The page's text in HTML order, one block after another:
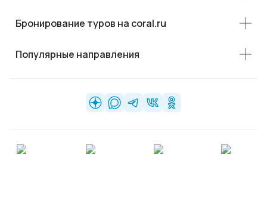
Бронирование туров на coral.ru
Популярные направления